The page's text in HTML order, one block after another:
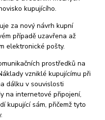
kupujícího.
za nový návrh kupní
případě uzavřena až
elektronické pošty.
prostředků na
vzniklé kupujícímu při
dálku v souvislosti
na internetové připojení,
kupující sám, přičemž tyto